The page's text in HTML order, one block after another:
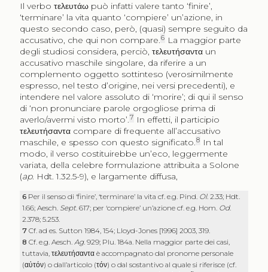
Il verbo τελευτάωpuò infatti valere tanto ‘finire’,
‘terminare’ la vita quanto ‘compiere’ un’azione, in
questo secondo caso, però, (quasi) sempre seguito da
accusativo, che qui non compare.6 La maggior parte
degli studiosi considera, perciò, τελευτήσανταun
accusativo maschile singolare, da riferire a un
complemento oggetto sottinteso (verosimilmente
espresso, nel testo d’origine, nei versi precedenti), e
intendere nel valore assoluto di ‘morire’; di qui il senso
di ‘non pronunciare parole orgogliose prima di
averlo/avermi visto morto’.7 In effetti, il participio
τελευτήσανταcompare di frequente all’accusativo
maschile, e spesso con questo significato.8 In tal
modo, il verso costituirebbe un’eco, leggermente
variata, della celebre formulazione attribuita a Solone
(ap. Hdt. 1.32.5-9), e largamente diffusa,
6 Per il senso di ‘finire’, ‘terminare’ la vita cf. e.g. Pind. Ol. 2.33; Hdt.
1.66; Aesch. Sept. 617; per ‘compiere’ un’azione cf. e.g. Hom. Od.
2.378; 5.253.
7Cf. ad es. Sutton 1984, 154; Lloyd-Jones [1996] 2003, 319.
8Cf. e.g. Aesch.Ag. 929; Plu. 184a. Nella maggior parte dei casi,
tuttavia,τελευτήσαντα è accompagnato dal pronome personale
(αὐτόν) o dall’articolo (τόν) o dal sostantivo al quale si riferisce (cf.